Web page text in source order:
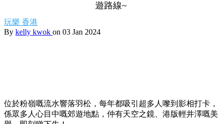
遊路線~
玩樂 香港
By kelly kwok on 03 Jan 2024
位於粉嶺嘅流水響落羽松，每年都吸引超多人嚟到影相打卡，
係眾多人心目中嘅郊遊地點，仲有天空之鏡、港版輕井澤嘅美